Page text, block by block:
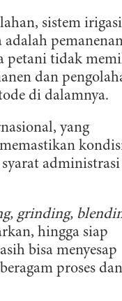
sistem
petani tidak
dan
di dalamnya.
yang
administrasi
grinding,
hingga siap
bisa menyesap
proses dan